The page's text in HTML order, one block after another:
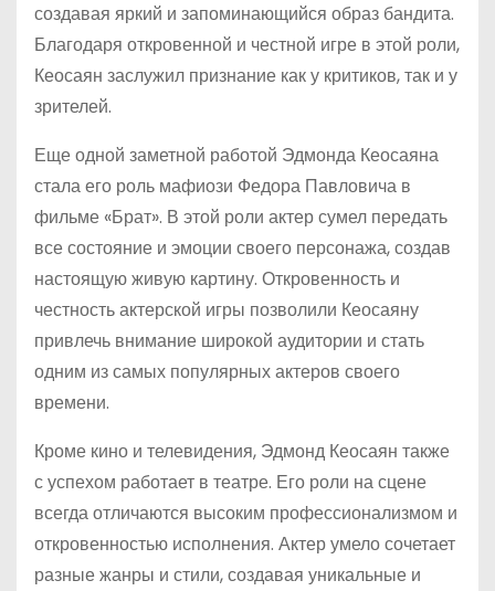
создавая яркий и запоминающийся образ бандита.
Благодаря откровенной и честной игре в этой роли,
Кеосаян заслужил признание как у критиков, так и у
зрителей.
Еще одной заметной работой Эдмонда Кеосаяна
стала его роль мафиози Федора Павловича в
фильме «Брат». В этой роли актер сумел передать
все состояние и эмоции своего персонажа, создав
настоящую живую картину. Откровенность и
честность актерской игры позволили Кеосаяну
привлечь внимание широкой аудитории и стать
одним из самых популярных актеров своего
времени.
Кроме кино и телевидения, Эдмонд Кеосаян также
с успехом работает в театре. Его роли на сцене
всегда отличаются высоким профессионализмом и
откровенностью исполнения. Актер умело сочетает
разные жанры и стили, создавая уникальные и